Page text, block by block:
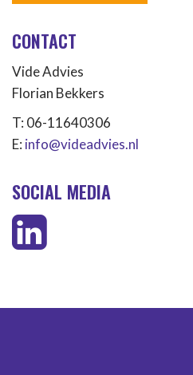
CONTACT
Vide Advies
Florian Bekkers
T: 06-11640306
E: info@videadvies.nl
SOCIAL MEDIA